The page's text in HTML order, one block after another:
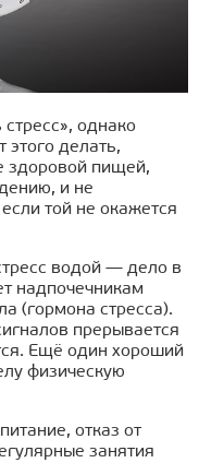
однако
этого делать,
здоровой пищей,
и не
той не окажется
водой — дело в
надпочечникам
(гормона стресса).
прерывается
Ещё один хороший
физическую
отказ от
занятия